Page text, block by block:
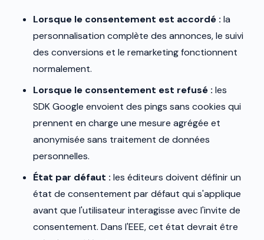
Lorsque le consentement est accordé : la
personnalisation complète des annonces, le suivi
des conversions et le remarketing fonctionnent
normalement.
Lorsque le consentement est refusé : les
SDK Google envoient des pings sans cookies qui
prennent en charge une mesure agrégée et
anonymisée sans traitement de données
personnelles.
État par défaut : les éditeurs doivent définir un
état de consentement par défaut qui s'applique
avant que l'utilisateur interagisse avec l'invite de
consentement. Dans l'EEE, cet état devrait être